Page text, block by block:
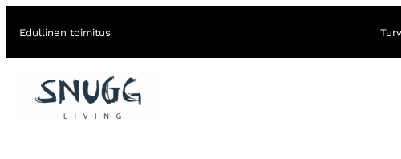
Edullinen toimitus